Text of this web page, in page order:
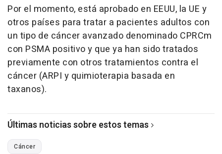
Por el momento, está aprobado en EEUU, la UE y
otros países para tratar a pacientes adultos con
un tipo de cáncer avanzado denominado CPRCm
con PSMA positivo y que ya han sido tratados
previamente con otros tratamientos contra el
cáncer (ARPI y quimioterapia basada en
taxanos).
Últimas noticias sobre estos temas
Cáncer